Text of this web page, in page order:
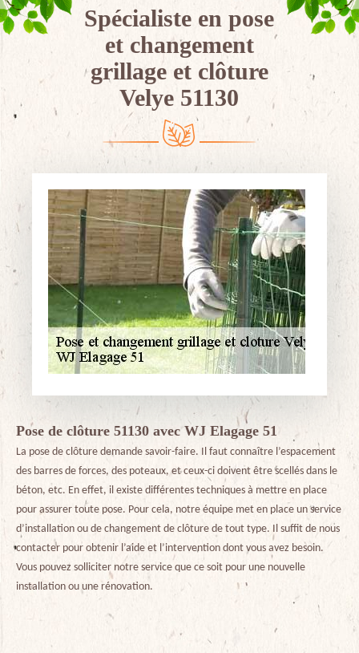
Spécialiste en pose
et changement
grillage et clôture
Velye 51130
Pose de clôture 51130 avec WJ Elagage 51
La pose de clôture demande savoir-faire. Il faut connaître l’espacement
des barres de forces, des poteaux, et ceux-ci doivent être scellés dans le
béton, etc. En effet, il existe différentes techniques à mettre en place
pour assurer toute pose. Pour cela, notre équipe met en place un service
d’installation ou de changement de clôture de tout type. Il suffit de nous
contacter pour obtenir l’aide et l’intervention dont vous avez besoin.
Vous pouvez solliciter notre service que ce soit pour une nouvelle
installation ou une rénovation.